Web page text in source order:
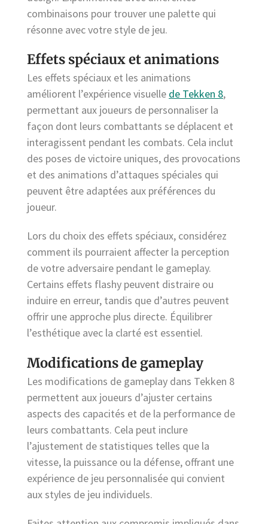
combinaisons pour trouver une palette qui
résonne avec votre style de jeu.
Effets spéciaux et animations
Les effets spéciaux et les animations
améliorent l’expérience visuelle de Tekken 8,
permettant aux joueurs de personnaliser la
façon dont leurs combattants se déplacent et
interagissent pendant les combats. Cela inclut
des poses de victoire uniques, des provocations
et des animations d’attaques spéciales qui
peuvent être adaptées aux préférences du
joueur.
Lors du choix des effets spéciaux, considérez
comment ils pourraient affecter la perception
de votre adversaire pendant le gameplay.
Certains effets flashy peuvent distraire ou
induire en erreur, tandis que d’autres peuvent
offrir une approche plus directe. Équilibrer
l’esthétique avec la clarté est essentiel.
Modifications de gameplay
Les modifications de gameplay dans Tekken 8
permettent aux joueurs d’ajuster certains
aspects des capacités et de la performance de
leurs combattants. Cela peut inclure
l’ajustement de statistiques telles que la
vitesse, la puissance ou la défense, offrant une
expérience de jeu personnalisée qui convient
aux styles de jeu individuels.